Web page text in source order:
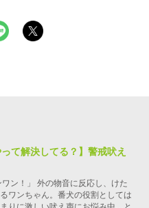
って解決してる？】警戒吠え
ワン！」 外の物音に反応し、けた
ワンちゃん。番犬の役割としては